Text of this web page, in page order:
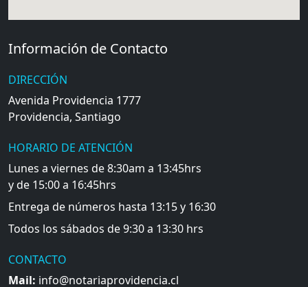
Información de Contacto
DIRECCIÓN
Avenida Providencia 1777
Providencia, Santiago
HORARIO DE ATENCIÓN
Lunes a viernes de 8:30am a 13:45hrs
y de 15:00 a 16:45hrs
Entrega de números hasta 13:15 y 16:30
Todos los sábados de 9:30 a 13:30 hrs
CONTACTO
Mail: info@notariaprovidencia.cl